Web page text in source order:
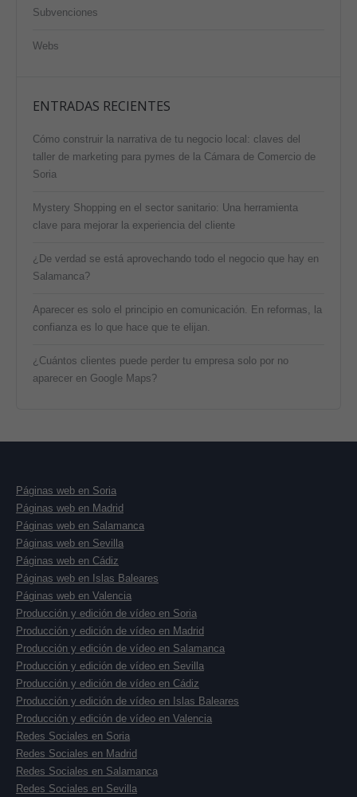
Subvenciones
Webs
ENTRADAS RECIENTES
Cómo construir la narrativa de tu negocio local: claves del
taller de marketing para pymes de la Cámara de Comercio de
Soria
Mystery Shopping en el sector sanitario: Una herramienta
clave para mejorar la experiencia del cliente
¿De verdad se está aprovechando todo el negocio que hay en
Salamanca?
Aparecer es solo el principio en comunicación. En reformas, la
confianza es lo que hace que te elijan.
¿Cuántos clientes puede perder tu empresa solo por no
aparecer en Google Maps?
Páginas web en Soria
Páginas web en Madrid
Páginas web en Salamanca
Páginas web en Sevilla
Páginas web en Cádiz
Páginas web en Islas Baleares
Páginas web en Valencia
Producción y edición de vídeo en Soria
Producción y edición de vídeo en Madrid
Producción y edición de vídeo en Salamanca
Producción y edición de vídeo en Sevilla
Producción y edición de vídeo en Cádiz
Producción y edición de vídeo en Islas Baleares
Producción y edición de vídeo en Valencia
Redes Sociales en Soria
Redes Sociales en Madrid
Redes Sociales en Salamanca
Redes Sociales en Sevilla